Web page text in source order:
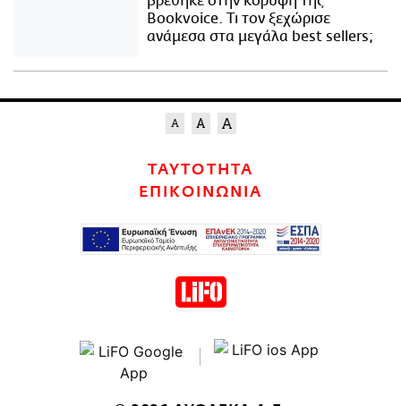
Bookvoice. Τι τον ξεχώρισε
ανάμεσα στα μεγάλα best sellers;
ΤΑΥΤΟΤΗΤΑ
ΕΠΙΚΟΙΝΩΝΙΑ